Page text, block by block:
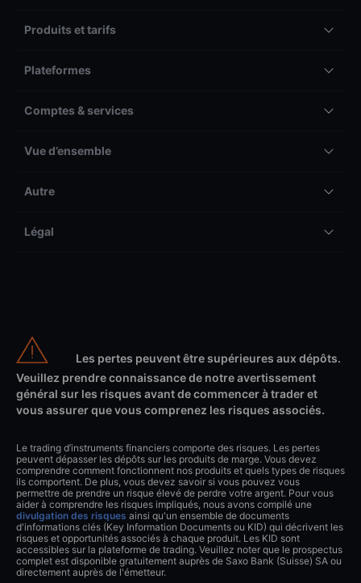
Produits et tarifs
Plateformes
Comptes & services
Vue d’ensemble
Autre
Légal
Les pertes peuvent être supérieures aux dépôts.
Veuillez prendre connaissance de notre avertissement
général sur les risques avant de commencer à trader et
vous assurer que vous comprenez les risques associés.
Le trading d’instruments financiers comporte des risques. Les pertes
peuvent dépasser les dépôts sur les produits de marge. Vous devez
comprendre comment fonctionnent nos produits et quels types de risques
ils comportent. De plus, vous devez savoir si vous pouvez vous
permettre de prendre un risque élevé de perdre votre argent. Pour vous
aider à comprendre les risques impliqués, nous avons compilé une
divulgation des risques ainsi qu'un ensemble de documents
d'informations clés (Key Information Documents ou KID) qui décrivent les
risques et opportunités associés à chaque produit. Les KID sont
accessibles sur la plateforme de trading. Veuillez noter que le prospectus
complet est disponible gratuitement auprès de Saxo Bank (Suisse) SA ou
directement auprès de l'émetteur.